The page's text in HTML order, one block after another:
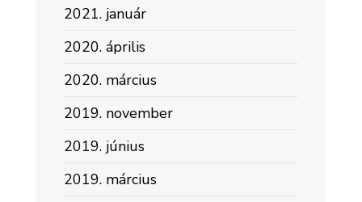
2021. január
2020. április
2020. március
2019. november
2019. június
2019. március